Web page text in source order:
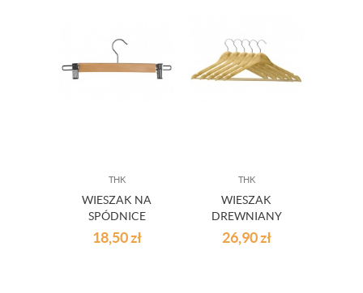
THK
WIESZAK NA
SPÓDNICE
DREWNIANY
18,50zł
THK
WIESZAK
DREWNIANY
5SZT.
NATURALNY
26,90zł